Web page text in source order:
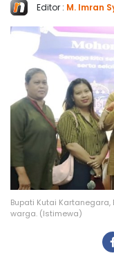
Editor : M. Imran
Bupati Kutai
warga. (Istimewa)